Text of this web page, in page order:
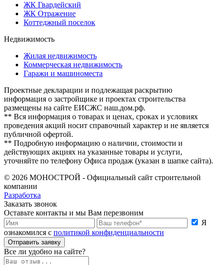
ЖК Гвардейский
ЖК Отражение
Коттеджный поселок
Недвижимость
Жилая недвижимость
Коммерческая недвижимость
Гаражи и машиноместа
Проектные декларации и подлежащая раскрытию
информация о застройщике и проектах строительства
размещены на сайте ЕИСЖС наш.дом.рф.
** Вся информация о товарах и ценах, сроках и условиях
проведения акций носит справочный характер и не является
публичной офертой.
** Подробную информацию о наличии, стоимости и
действующих акциях на указанные товары и услуги,
уточняйте по телефону Офиса продаж (указан в шапке сайта).
© 2026 МОНОСТРОЙ - Официальный сайт строительной
компании
Разработка
Заказать звонок
Оставьте контакты и мы Вам перезвоним
Я
ознакомился с политикой конфиденциальности
Отправить заявку
Все ли удобно на сайте?